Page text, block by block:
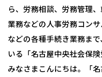
ら、労務相談、労務管理
業務などの人事労務コン
などの各種手続き業務ま
いる「名古屋中央社会保険
みなさまこんにちは。「